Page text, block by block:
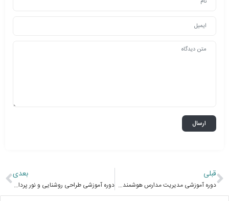
قبلی
دوره آموزشی مدیریت مدارس هوشمندSmart Schools Management E-learning
بعدی
دوره آموزشی طراحی روشنایی و نور پردازی با نرم افزار دیالوکس Designing of Lighting Systems with DIALux E-learning